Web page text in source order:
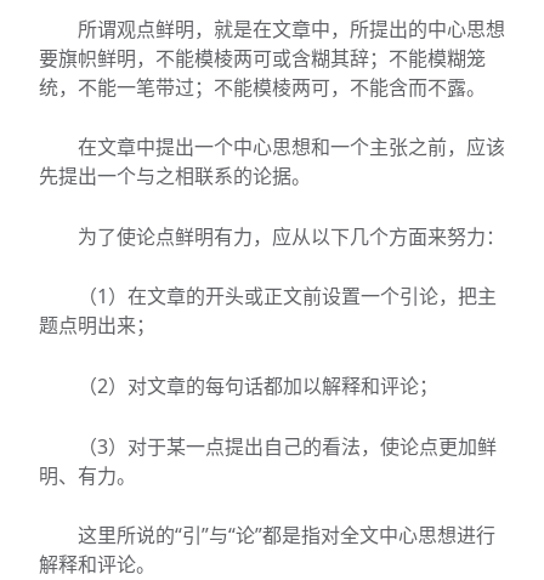
所谓观点鲜明，就是在文章中，所提出的中心思想
要旗帜鲜明，不能模棱两可或含糊其辞；不能模糊笼
统，不能一笔带过；不能模棱两可，不能含而不露。
在文章中提出一个中心思想和一个主张之前，应该
先提出一个与之相联系的论据。
为了使论点鲜明有力，应从以下几个方面来努力：
（1）在文章的开头或正文前设置一个引论，把主
题点明出来；
（2）对文章的每句话都加以解释和评论；
（3）对于某一点提出自己的看法，使论点更加鲜
明、有力。
这里所说的“引”与“论”都是指对全文中心思想进行
解释和评论。